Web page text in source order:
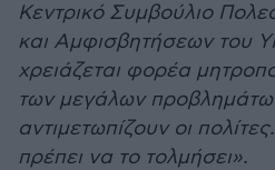
Κεντρικό Συμβούλιο
και Αμφισβητήσεων του
χρειάζεται φορέα
των μεγάλων
αντιμετωπίζουν οι
πρέπει να το τολμήσει».